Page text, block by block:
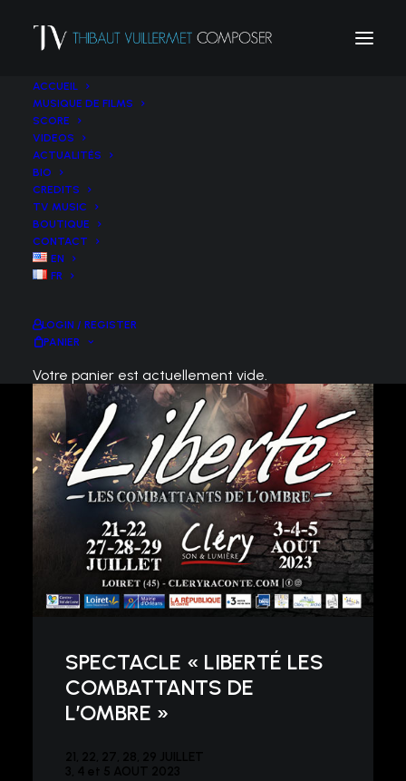
ACCUEIL
MUSIQUE DE FILMS
SCORE
VIDEOS
ACTUALITÉS
BIO
CREDITS
TV MUSIC
BOUTIQUE
CONTACT
EN
FR
LOGIN / REGISTER
PANIER
Votre panier est actuellement vide.
SPECTACLE « LIBERTÉ LES
COMBATTANTS DE
L’OMBRE »
21, 22, 27, 28, 29 JUILLET
3, 4 et 5 AOUT 2023